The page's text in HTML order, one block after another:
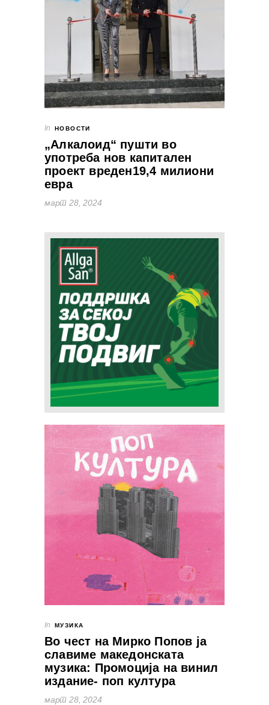
In НОВОСТИ
„Алкалоид“ пушти во
употреба нов капитален
проект вреден19,4 милиони
евра
март 28, 2024
In МУЗИКА
Во чест на Мирко Попов ја
славиме македонската
музика: Промоција на винил
издание- поп култура
март 28, 2024